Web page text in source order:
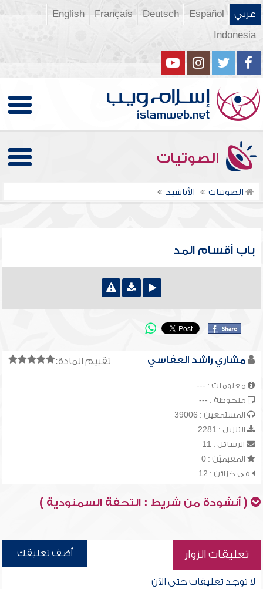
عربي Español
Deutsch
Français
English
Indonesia
الصوتيات
الصوتيات الأناشيد
باب أقسام المد
تقييم المادة: مشاري راشد العفاسي
معلومات : ---
ملحوظة : ---
المستمعين : 39006
التنزيل : 2281
الرسائل : 11
المقيميّن : 0
في خزائن : 12
( أنشودة من شريط : التحفة السمنودية )
تعليقات الزوار أضف تعليقك
لا توجد تعليقات حتى الآن